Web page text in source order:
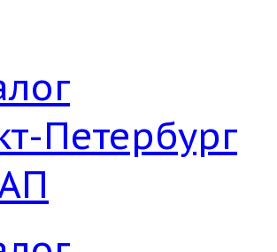
Петербург